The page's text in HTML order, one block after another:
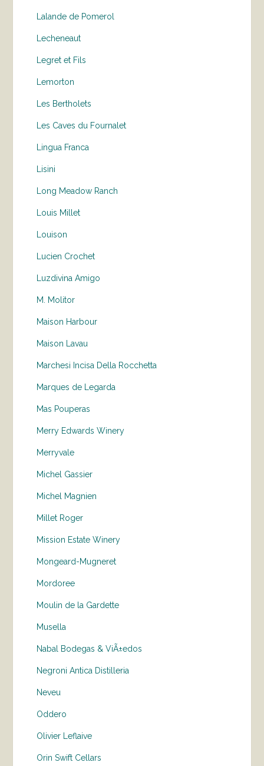
Lalande de Pomerol
Lecheneaut
Legret et Fils
Lemorton
Les Bertholets
Les Caves du Fournalet
Lingua Franca
Lisini
Long Meadow Ranch
Louis Millet
Louison
Lucien Crochet
Luzdivina Amigo
M. Molitor
Maison Harbour
Maison Lavau
Marchesi Incisa Della Rocchetta
Marques de Legarda
Mas Pouperas
Merry Edwards Winery
Merryvale
Michel Gassier
Michel Magnien
Millet Roger
Mission Estate Winery
Mongeard-Mugneret
Mordoree
Moulin de la Gardette
Musella
Nabal Bodegas & ViÃ±edos
Negroni Antica Distilleria
Neveu
Oddero
Olivier Leflaive
Orin Swift Cellars